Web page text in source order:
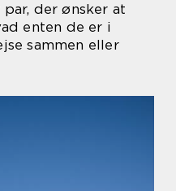
der ønsker at
enten de er i
sammen eller